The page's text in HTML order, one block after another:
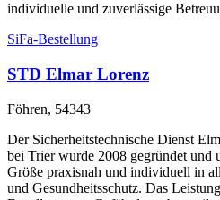
individuelle und zuverlässige
SiFa-Bestellung
STD Elmar Lorenz
Föhren, 54343
Der Sicherheitstechnische Dienst
bei Trier wurde 2008 gegründet und
Größe praxisnah und individuell in
und Gesundheitsschutz. Das